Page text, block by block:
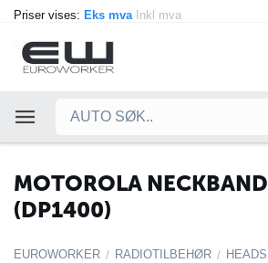
Priser vises: Eks mva Inkl mva
MOTOROLA
(DP1400)
EUROWORKER / RADIOTILBEHØR /